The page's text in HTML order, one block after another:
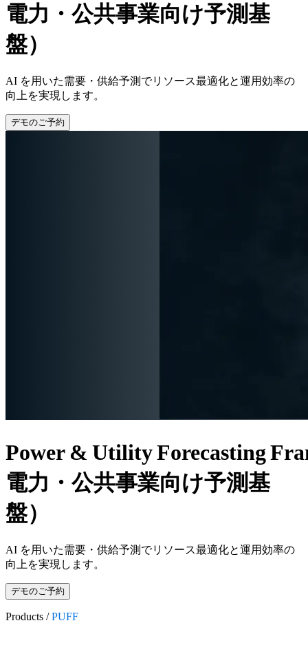
電力・公共事業向け予測基
盤）
AI を用いた需要・供給予測でリソース最適化と運用効率の
向上を実現します。
デモのご予約
Power & Utility Forecasting
電力・公共事業向け予測基
盤）
AI を用いた需要・供給予測でリソース最適化と運用効率の
向上を実現します。
デモのご予約
Products /PUFF